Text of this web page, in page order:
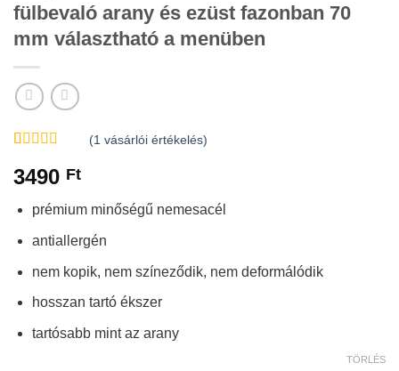
fülbevaló arany és ezüst fazonban 70
mm választható a menüben
4az 5-
ből,
értékelés
alapján
(1 vásárlói értékelés)
3490 Ft
prémium minőségű nemesacél
antiallergén
nem kopik, nem színeződik, nem deformálódik
hosszan tartó ékszer
tartósabb mint az arany
TÖRLÉS